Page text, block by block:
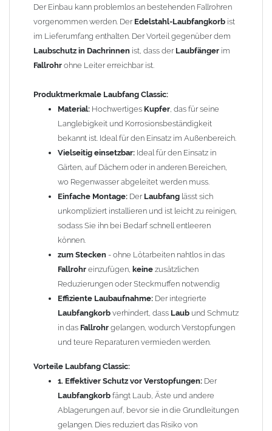
Effiziente Laubaufnahme:Der integrierte Laubfangkorb
verhindert, dassLaub und Schmutz in dasFallrohr
gelangen, wodurch Verstopfungen und teure Reparaturen
vermieden werden.
chemische Reinigungsmittel und häufige Reparaturen
reduzieren.
5. Kosteneffizienz:Die Investition in den Kupfer Fallrohr
Laubfang Classickann Ihnen langfristig Geld sparen, da
Sie weniger häufige Wartungsarbeiten und Reparaturen
Der Einbau kann problemlos an bestehenden Fallrohren
vorgenommen werden. Der Edelstahl-Laubfangkorb ist
im Lieferumfang enthalten. Der Vorteil gegenüber dem
Laubschutz in Dachrinnen ist, dass der Laubfänger im
Fallrohr ohne Leiter erreichbar ist.
Produktmerkmale Laubfang Classic:
Material: Hochwertiges Kupfer, das für seine
Langlebigkeit und Korrosionsbeständigkeit
bekannt ist. Ideal für den Einsatz im Außenbereich.
Vielseitig einsetzbar: Ideal für den Einsatz in
Gärten, auf Dächern oder in anderen Bereichen,
wo Regenwasser abgeleitet werden muss.
Einfache Montage: Der Laubfang lässt sich
unkompliziert installieren und ist leicht zu reinigen,
sodass Sie ihn bei Bedarf schnell entleeren
können.
zum Stecken - ohne Lötarbeiten nahtlos in das
Fallrohr einzufügen, keine zusätzlichen
Reduzierungen oder Steckmuffen notwendig
Effiziente Laubaufnahme: Der integrierte
Laubfangkorb verhindert, dass Laub und Schmutz
in das Fallrohr gelangen, wodurch Verstopfungen
und teure Reparaturen vermieden werden.
Vorteile Laubfang Classic:
1. Effektiver Schutz vor Verstopfungen: Der
Laubfangkorb fängt Laub, Äste und andere
Ablagerungen auf, bevor sie in die Grundleitungen
gelangen. Dies reduziert das Risiko von